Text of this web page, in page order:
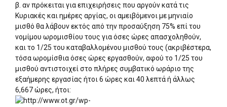
β. αν πρόκειται για επιχειρήσεις που αργούν κατά τις
Κυριακές και ημέρες αργίας, οι αμειβόμενοι με μηνιαίο
μισθό θα λάβουν εκτός από την προσαύξηση 75% επί του
νομίμου ωρομισθίου τους για όσες ώρες απασχοληθούν,
και το 1/25 του καταβαλλομένου μισθού τους (ακριβέστερα,
τόσα ωρομίσθια όσες ώρες εργασθούν, αφού το 1/25 του
μισθού αντιστοιχεί στο πλήρες συμβατικό ωράριο της
εξαήμερης εργασίας ήτοι 6 ώρες και 40 λεπτά ή άλλως
6,667 ώρες, ήτοι: